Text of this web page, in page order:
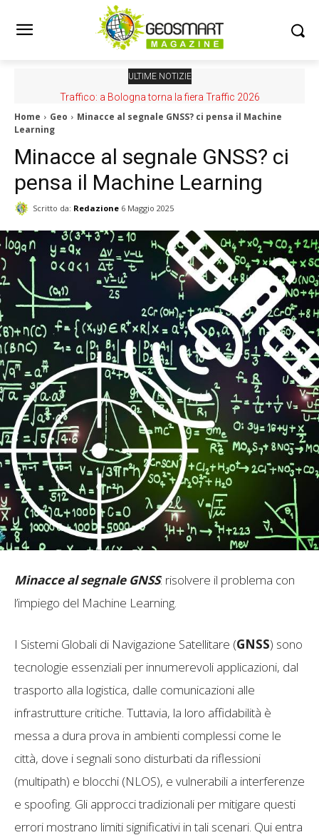
ULTIME NOTIZIE
Traffico: a Bologna torna la fiera Traffic 2026
Nuovo GeoPortale AGEA, per scaricare ortofoto ad alta
Home Geo
Minacce al segnale GNSS? ci pensa il Machine
Learning
Minacce al segnale GNSS? ci
pensa il Machine Learning
Scritto da: Redazione 6 Maggio 2025
Minacce al segnale GNSS: risolvere il problema con
l’impiego del Machine Learning.
I Sistemi Globali di Navigazione Satellitare (GNSS) sono
tecnologie essenziali per innumerevoli applicazioni, dal
trasporto alla logistica, dalle comunicazioni alle
infrastrutture critiche. Tuttavia, la loro affidabilità è
messa a dura prova in ambienti complessi come le
città, dove i segnali sono disturbati da riflessioni
(multipath) e blocchi (NLOS), e vulnerabili a interferenze
e spoofing. Gli approcci tradizionali per mitigare questi
errori mostrano limiti significativi in tali scenari. Qui entra